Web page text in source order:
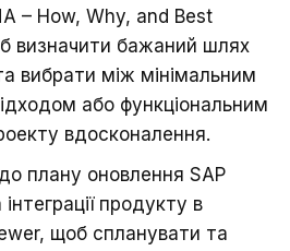
– How, Why, and Best
визначити бажаний шлях
вибрати між мінімальним
або функціональним
вдосконалення.
плану оновлення SAP
продукту в
щоб спланувати та